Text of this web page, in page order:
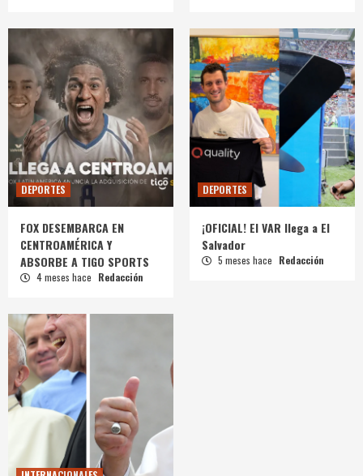
DEPORTES
FOX DESEMBARCA EN
CENTROAMÉRICA Y
ABSORBE A TIGO SPORTS
4 meses hace Redacción
DEPORTES
¡OFICIAL! El VAR llega a El
Salvador
5 meses hace Redacción